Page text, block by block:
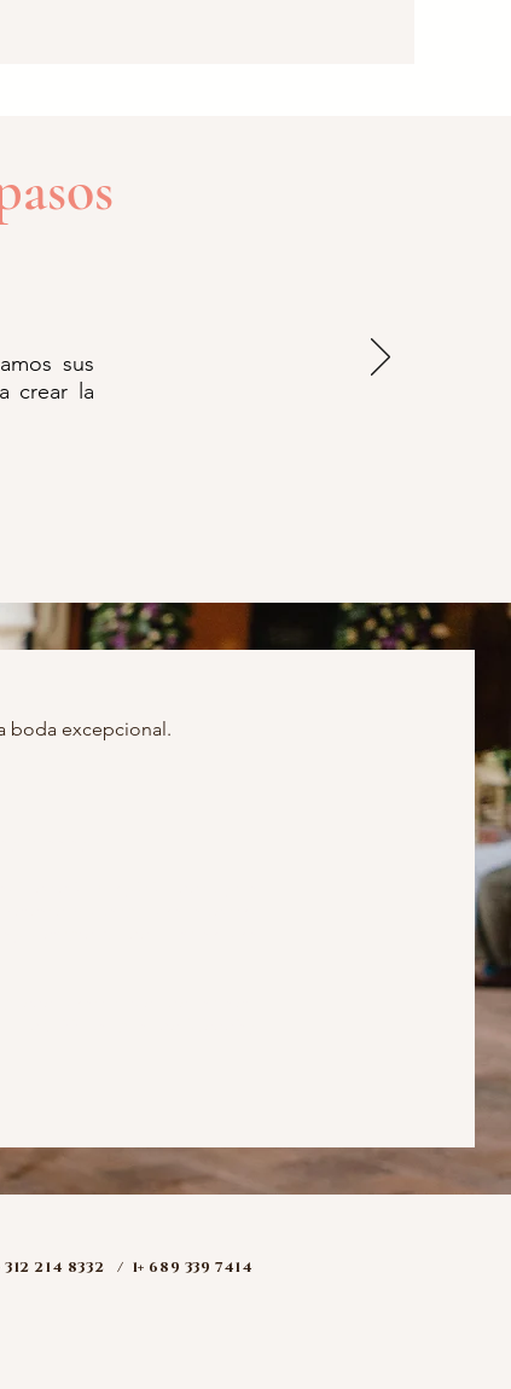
sus
crear la
boda excepcional.
312 214 8332 / 1+ 689 339 7414